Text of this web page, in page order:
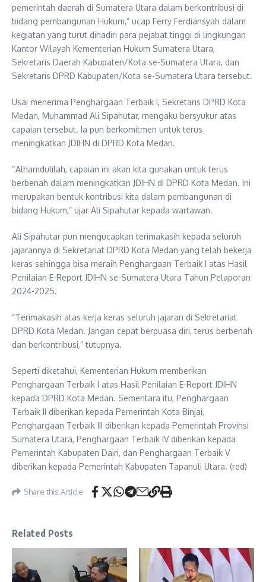
pemerintah daerah di Sumatera Utara dalam berkontribusi di
bidang pembangunan Hukum,” ucap Ferry Ferdiansyah dalam
kegiatan yang turut dihadiri para pejabat tinggi di lingkungan
Kantor Wilayah Kementerian Hukum Sumatera Utara,
Sekretaris Daerah Kabupaten/Kota se-Sumatera Utara, dan
Sekretaris DPRD Kabupaten/Kota se-Sumatera Utara tersebut.
Usai menerima Penghargaan Terbaik I, Sekretaris DPRD Kota
Medan, Muhammad Ali Sipahutar, mengaku bersyukur atas
capaian tersebut. Ia pun berkomitmen untuk terus
meningkatkan JDIHN di DPRD Kota Medan.
“Alhamdulilah, capaian ini akan kita gunakan untuk terus
berbenah dalam meningkatkan JDIHN di DPRD Kota Medan. Ini
merupakan bentuk kontribusi kita dalam pembangunan di
bidang Hukum,” ujar Ali Sipahutar kepada wartawan.
Ali Sipahutar pun mengucapkan terimakasih kepada seluruh
jajarannya di Sekretariat DPRD Kota Medan yang telah bekerja
keras sehingga bisa meraih Penghargaan Terbaik I atas Hasil
Penilaian E-Report JDIHN se-Sumatera Utara Tahun Pelaporan
2024-2025.
“Terimakasih atas kerja keras seluruh jajaran di Sekretariat
DPRD Kota Medan. Jangan cepat berpuasa diri, terus berbenah
dan berkontribusi,” tutupnya.
Seperti diketahui, Kementerian Hukum memberikan
Penghargaan Terbaik I atas Hasil Penilaian E-Report JDIHN
kepada DPRD Kota Medan. Sementara itu, Penghargaan
Terbaik II diberikan kepada Pemerintah Kota Binjai,
Penghargaan Terbaik III diberikan kepada Pemerintah Provinsi
Sumatera Utara, Penghargaan Terbaik IV diberikan kepada
Pemerintah Kabupaten Dairi, dan Penghargaan Terbaik V
diberikan kepada Pemerintah Kabupaten Tapanuli Utara. (red)
Share this Article
Related Posts